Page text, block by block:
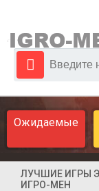
Ожидаемые
ЛУЧШИЕ ИГРЫ
ИГРО-МЕН